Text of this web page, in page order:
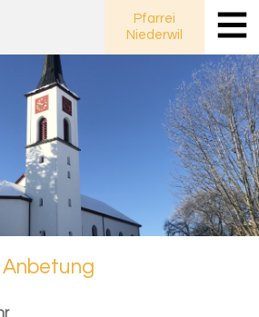
Pfarrei
Niederwil